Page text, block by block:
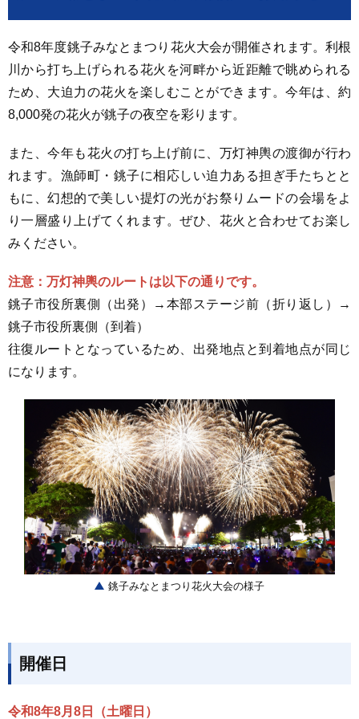
令和8年度銚子みなとまつり花火大会が開催されます。利根
川から打ち上げられる花火を河畔から近距離で眺められる
ため、大迫力の花火を楽しむことができます。今年は、約
8,000発の花火が銚子の夜空を彩ります。
また、今年も花火の打ち上げ前に、万灯神輿の渡御が行わ
れます。漁師町・銚子に相応しい迫力ある担ぎ手たちとと
もに、幻想的で美しい提灯の光がお祭りムードの会場をよ
り一層盛り上げてくれます。ぜひ、花火と合わせてお楽し
みください。
注意：万灯神輿のルートは以下の通りです。
銚子市役所裏側（出発）→本部ステージ前（折り返し）→
銚子市役所裏側（到着）
往復ルートとなっているため、出発地点と到着地点が同じ
になります。
銚子みなとまつり花火大会の様子
開催日
令和8年8月8日（土曜日）